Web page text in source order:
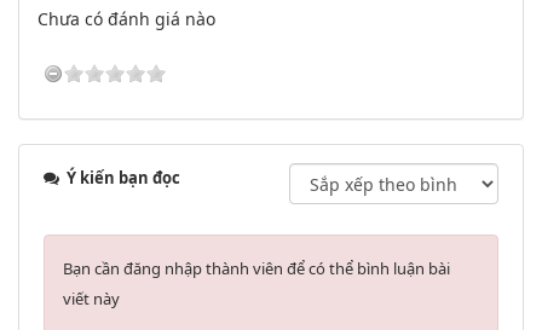
Chưa có đánh giá nào
Ý kiến bạn đọc
Bạn cần đăng nhập thành viên để có thể bình luận bài
viết này